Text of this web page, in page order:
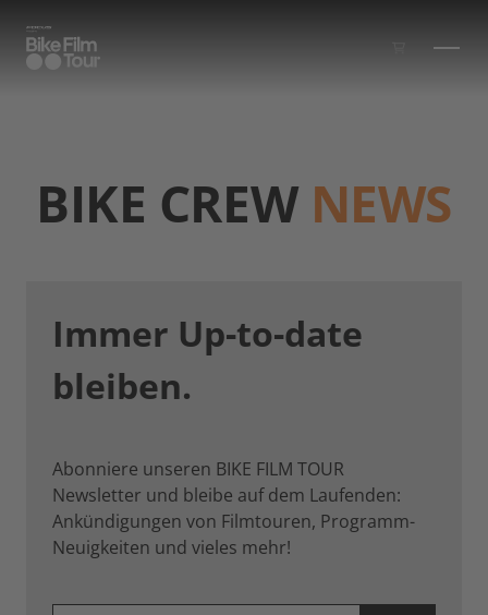
BIKE CREW NEWS
Immer Up-to-date
bleiben.
Abonniere unseren BIKE FILM TOUR
Newsletter und bleibe auf dem Laufenden:
Ankündigungen von Filmtouren, Programm-
Neuigkeiten und vieles mehr!